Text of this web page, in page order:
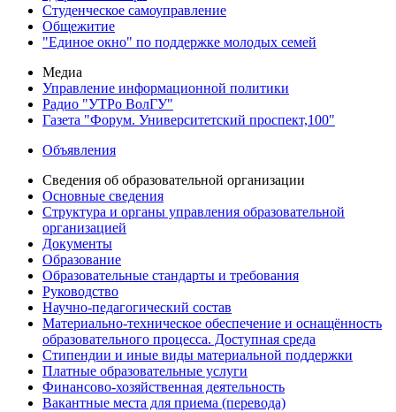
Студенческое самоуправление
Общежитие
"Единое окно" по поддержке молодых семей
Медиа
Управление информационной политики
Радио "УТРо ВолГУ"
Газета "Форум. Университетский проспект,100"
Объявления
Сведения об образовательной организации
Основные сведения
Структура и органы управления образовательной
организацией
Документы
Образование
Образовательные стандарты и требования
Руководство
Научно-педагогический состав
Материально-техническое обеспечение и оснащённость
образовательного процесса. Доступная среда
Стипендии и иные виды материальной поддержки
Платные образовательные услуги
Финансово-хозяйственная деятельность
Вакантные места для приема (перевода)